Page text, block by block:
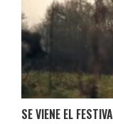
SE VIENE EL